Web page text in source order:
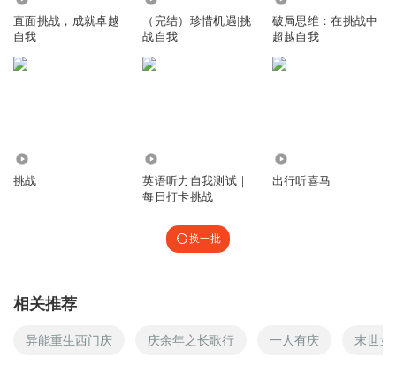
直面挑战，成就卓越
自我
（完结）珍惜机遇|挑
战自我
破局思维：在挑战中
超越自我
挑战
英语听力自我测试｜
每日打卡挑战
出行听喜马
换一批
相关推荐
异能重生西门庆 庆余年之长歌行 一人有庆 末世女